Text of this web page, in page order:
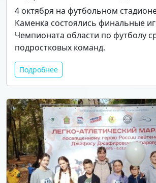
4 октября на футбольном стадионе
Каменка состоялись финальные
Чемпионата области по футболу
подростковых команд.
Подробнее